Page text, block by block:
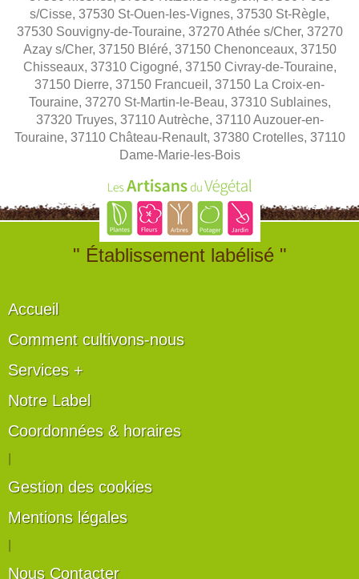
s/Cisse, 37530 St-Ouen-les-Vignes, 37530 St-Règle,
37530 Souvigny-de-Touraine, 37270 Athée s/Cher, 37270
Azay s/Cher, 37150 Bléré, 37150 Chenonceaux, 37150
Chisseaux, 37310 Cigogné, 37150 Civray-de-Touraine,
37150 Dierre, 37150 Francueil, 37150 La Croix-en-
Touraine, 37270 St-Martin-le-Beau, 37310 Sublaines,
37320 Truyes, 37110 Autrèche, 37110 Auzouer-en-
Touraine, 37110 Château-Renault, 37380 Crotelles, 37110
Dame-Marie-les-Bois
" Établissement labélisé "
Accueil
Comment cultivons-nous
Services +
Notre Label
Coordonnées & horaires
Gestion des cookies
Mentions légales
Nous Contacter